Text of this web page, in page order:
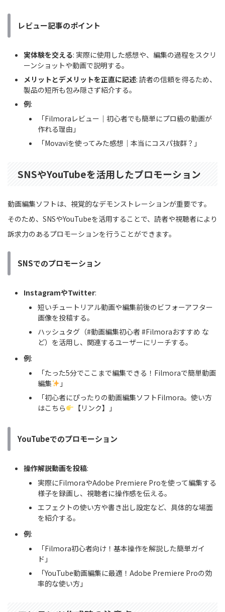
レビュー記事のポイント
実体験を交える: 実際に使用した感想や、編集の過程をスクリ
ーンショットや動画で説明する。
メリットとデメリットを正直に記述: 読者の信頼を得るため、
製品の短所も包み隠さず紹介する。
例:
「Filmoraレビュー｜初心者でも簡単にプロ級の動画が
作れる理由」
「Movaviを使ってみた感想｜本当にコスパ抜群？」
SNSやYouTubeを活用したプロモーション
動画編集ソフトは、視覚的なデモンストレーションが重要です。
そのため、SNSやYouTubeを活用することで、読者や視聴者により
訴求力のあるプロモーションを行うことができます。
SNSでのプロモーション
InstagramやTwitter:
短いチュートリアル動画や編集前後のビフォーアフター
画像を投稿する。
ハッシュタグ（#動画編集初心者 #Filmoraおすすめ な
ど）を活用し、関連するユーザーにリーチする。
例:
「たった5分でここまで編集できる！Filmoraで簡単動画
編集
」
「初心者にぴったりの動画編集ソフトFilmora。使い方
はこちら
【リンク】」
YouTubeでのプロモーション
操作解説動画を投稿:
実際にFilmoraやAdobe Premiere Proを使って編集する
様子を録画し、視聴者に操作感を伝える。
エフェクトの使い方や書き出し設定など、具体的な場面
を紹介する。
例:
「Filmora初心者向け！基本操作を解説した簡単ガイ
ド」
「YouTube動画編集に最適！Adobe Premiere Proの効
率的な使い方」